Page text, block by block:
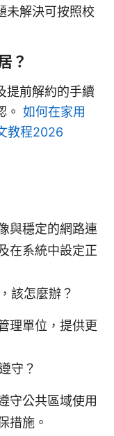
未解決可按照校
？
提前解約的手續
。 如何在家用
教程2026
與穩定的網路連
在系統中設定正
該怎麼辦？
理單位，提供更
守？
守公共區域使用
措施。